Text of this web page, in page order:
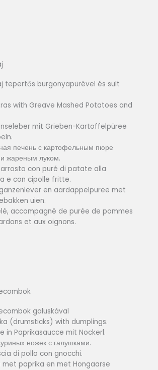
tepertős burgonyapürével és sült
with Greave Mashed Potatoes and
mit Grieben-Kartoffelpüree
печень с картофельным пюре
жареным луком.
con puré di patate alla
e con cipolle fritte.
en aardappelpuree met
uien.
accompagné de purée de pommes
et aux oignons.
galuskával
(drumsticks) with dumplings.
in Paprikasaucce mit Nockerl.
ножек с галушками.
di pollo con gnocchi.
met paprika en met Hongaarse